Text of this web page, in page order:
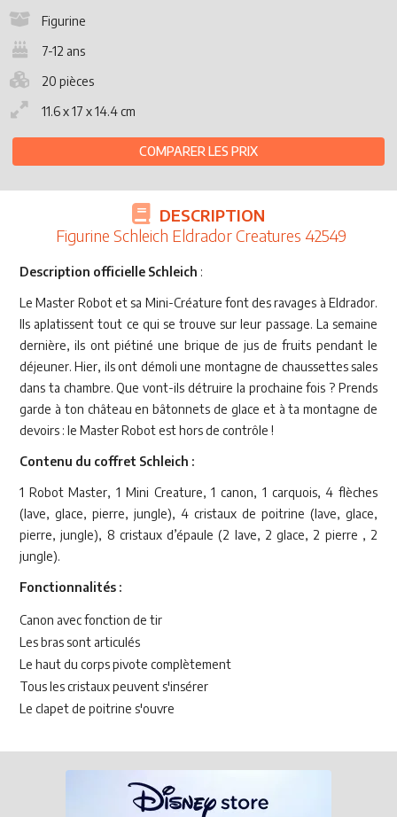
Figurine
7-12 ans
20 pièces
11.6 x 17 x 14.4 cm
COMPARER LES PRIX
DESCRIPTION
Figurine Schleich Eldrador Creatures 42549
Description officielle Schleich :
Le Master Robot et sa Mini-Créature font des ravages à Eldrador.
Ils aplatissent tout ce qui se trouve sur leur passage. La semaine
dernière, ils ont piétiné une brique de jus de fruits pendant le
déjeuner. Hier, ils ont démoli une montagne de chaussettes sales
dans ta chambre. Que vont-ils détruire la prochaine fois ? Prends
garde à ton château en bâtonnets de glace et à ta montagne de
devoirs : le Master Robot est hors de contrôle !
Contenu du coffret Schleich :
1 Robot Master, 1 Mini Creature, 1 canon, 1 carquois, 4 flèches
(lave, glace, pierre, jungle), 4 cristaux de poitrine (lave, glace,
pierre, jungle), 8 cristaux d’épaule (2 lave, 2 glace, 2 pierre , 2
jungle).
Fonctionnalités :
Canon avec fonction de tir
Les bras sont articulés
Le haut du corps pivote complètement
Tous les cristaux peuvent s'insérer
Le clapet de poitrine s'ouvre